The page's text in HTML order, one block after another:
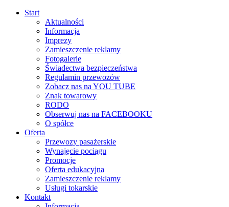
Start
Aktualności
Informacja
Imprezy
Zamieszczenie reklamy
Fotogalerie
Świadectwa bezpieczeństwa
Regulamin przewozów
Zobacz nas na YOU TUBE
Znak towarowy
RODO
Obserwuj nas na FACEBOOKU
O spółce
Oferta
Przewozy pasażerskie
Wynajęcie pociągu
Promocje
Oferta edukacyjna
Zamieszczenie reklamy
Usługi tokarskie
Kontakt